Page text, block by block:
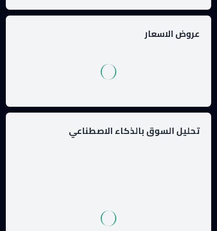
عروض الاسعار
تحليل السوق بالذكاء الاصطناعي